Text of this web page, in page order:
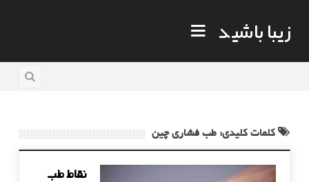
زیبا باشید
کلمات کلیدی: طب فشاری چين
نقاط طب